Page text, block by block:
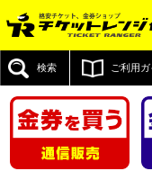
検索 ご利用ガ